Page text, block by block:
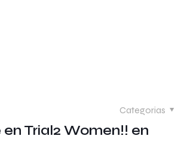
Categorias
Trial2 Women!! en